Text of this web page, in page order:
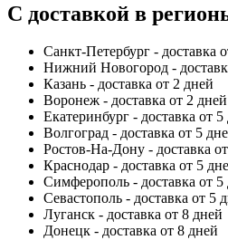
С доставкой в
Санкт-Петербург - доставка
Нижний Новогород -
Казань - доставка от 2 дней
Воронеж - доставка от 2 дней
Екатеринбург - доставка от 5
Волгоград - доставка от 5
Ростов-На-Дону - доставка
Краснодар - доставка от 5
Симферополь - доставка от 5
Севастополь - доставка от 5
Луганск - доставка от 8 дней
Донецк - доставка от 8 дней